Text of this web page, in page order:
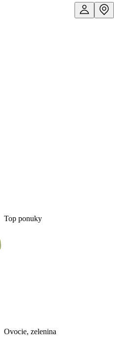
Top ponuky
Ovocie, zelenina